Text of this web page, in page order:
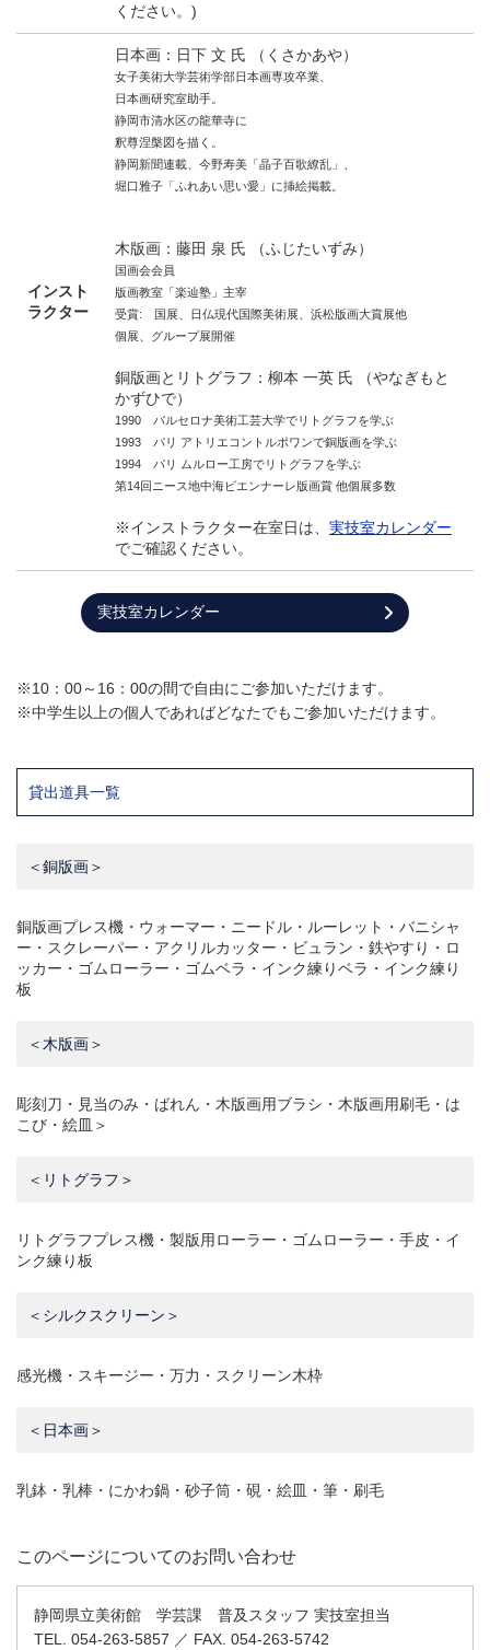
ください。)
インスト
ラクター
日本画：日下 文 氏 （くさかあや）
女子美術大学芸術学部日本画専攻卒業、
日本画研究室助手。
静岡市清水区の龍華寺に
釈尊涅槃図を描く。
静岡新聞連載、今野寿美「晶子百歌繚乱」、
堀口雅子「ふれあい思い愛」に挿絵掲載。
木版画：藤田 泉 氏 （ふじたいずみ）
国画会会員
版画教室「楽辿塾」主宰
受賞: 国展、日仏現代国際美術展、浜松版画大賞展他
個展、グループ展開催
銅版画とリトグラフ：柳本 一英 氏 （やなぎもと
かずひで）
1990 バルセロナ美術工芸大学でリトグラフを学ぶ
1993 パリ アトリエコントルポワンで銅版画を学ぶ
1994 パリ ムルロー工房でリトグラフを学ぶ
第14回ニース地中海ビエンナーレ版画賞 他個展多数
※インストラクター在室日は、 実技室カレンダー
でご確認ください。
実技室カレンダー
※10：00～16：00の間で自由にご参加いただけます。
※中学生以上の個人であればどなたでもご参加いただけます。
貸出道具一覧
＜銅版画＞
銅版画プレス機・ウォーマー・ニードル・ルーレット・バニシャ
ー・スクレーパー・アクリルカッター・ビュラン・鉄やすり・ロ
ッカー・ゴムローラー・ゴムベラ・インク練りベラ・インク練り
板
＜木版画＞
彫刻刀・見当のみ・ばれん・木版画用ブラシ・木版画用刷毛・は
こび・絵皿＞
＜リトグラフ＞
リトグラフプレス機・製版用ローラー・ゴムローラー・手皮・イ
ンク練り板
＜シルクスクリーン＞
感光機・スキージー・万力・スクリーン木枠
＜日本画＞
乳鉢・乳棒・にかわ鍋・砂子筒・硯・絵皿・筆・刷毛
このページについてのお問い合わせ
静岡県立美術館 学芸課 普及スタッフ 実技室担当
TEL. 054-263-5857 ／ FAX. 054-263-5742